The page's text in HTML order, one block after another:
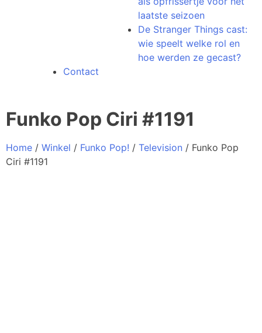
laatste seizoen
De Stranger Things cast:
wie speelt welke rol en
hoe werden ze gecast?
Contact
Funko Pop Ciri #1191
Home / Winkel / Funko Pop! / Television / Funko Pop
Ciri #1191